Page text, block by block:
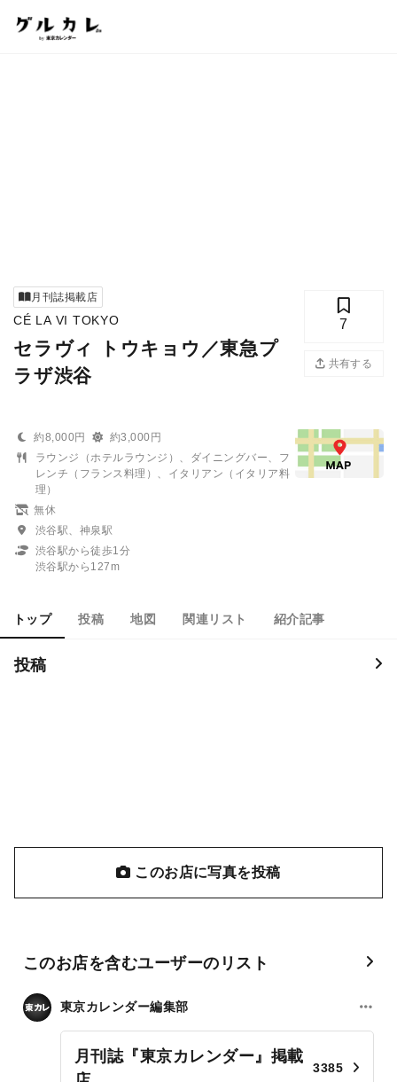
月刊誌掲載店
CÉ LA VI TOKYO
セラヴィ トウキョウ／東急プ
ラザ渋谷
7
共有する
約8,000円
約3,000円
ラウンジ（ホテルラウンジ）、ダイニングバー、フ
レンチ（フランス料理）、イタリアン（イタリア料
理）
無休
渋谷駅、神泉駅
渋谷駅から徒歩1分
渋谷駅から127m
トップ 投稿 地図 関連リスト 紹介記事
投稿
このお店に写真を投稿
このお店を含むユーザーのリスト
東京カレンダー編集部
月刊誌『東京カレンダー』掲載
3385